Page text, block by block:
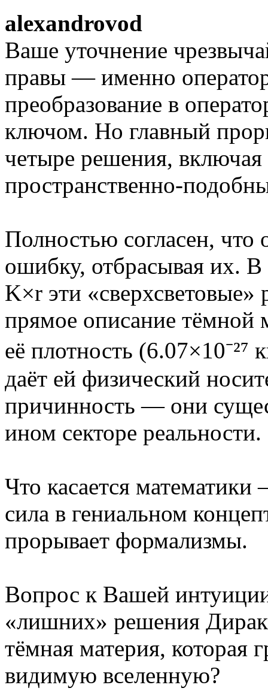
alexandrovod
Ваше уточнение
правы — именно
преобразование в
ключом. Но главный
четыре решения,
пространственно-
Полностью согласен, что
ошибку, отбрасывая их.
K×r эти
прямое описание тёмной
её плотность (6.07×10⁻²⁷
даёт ей физический
причинность — они
ином секторе реальности.
Что касается
сила в гениальном
прорывает формализмы.
Вопрос к Вашей
«лишних» решения
тёмная материя, которая
видимую вселенную?